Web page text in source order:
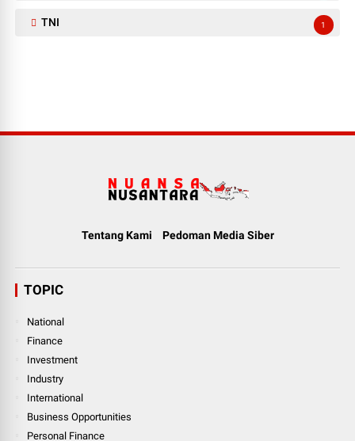
TNI 1
Tentang Kami Pedoman Media Siber
TOPIC
National
Finance
Investment
Industry
International
Business Opportunities
Personal Finance